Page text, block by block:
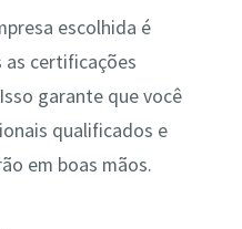
escolhida é
as certificações
garante que você
qualificados e
em boas mãos.